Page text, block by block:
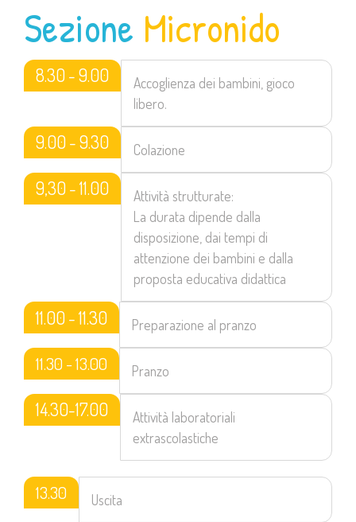
Sezione Micronido
8.30 - 9.00
Accoglienza dei bambini, gioco
libero.
9.00 - 9.30 Colazione
9,30 - 11.00
Attività strutturate:
La durata dipende dalla
disposizione, dai tempi di
attenzione dei bambini e dalla
proposta educativa didattica
11.00 - 11.30 Preparazione al pranzo
11.30 - 13.00 Pranzo
14.30-17.00
Attività laboratoriali
extrascolastiche
13.30 Uscita